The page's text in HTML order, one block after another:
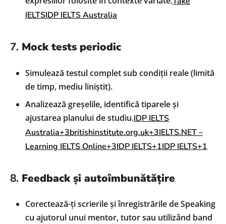
IELTSIDP IELTS Australia
7. Mock tests periodic
Simulează testul complet sub condiții reale (limită
de timp, mediu liniștit).
Analizează greșelile, identifică tiparele și
ajustarea planului de studiu.IDP IELTS
Australia+3britishinstitute.org.uk+3IELTS.NET –
Learning IELTS Online+3IDP IELTS+1IDP IELTS+1
8. Feedback și autoîmbunătățire
Corectează-ți scrierile și înregistrările de Speaking
cu ajutorul unui mentor, tutor sau utilizând band